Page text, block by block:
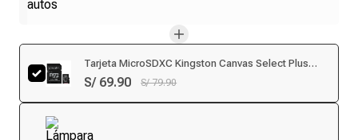
Tarjeta MicroSDXC Kingston Canvas Select Plus
128GB, U1, Clase 10, 100MB/s
S/ 69.90 S/ 79.90